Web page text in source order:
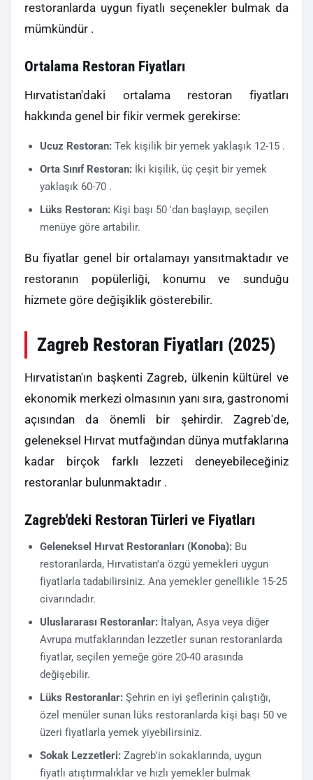
restoranlarda uygun fiyatlı seçenekler bulmak da
mümkündür .
Ortalama Restoran Fiyatları
Hırvatistan'daki ortalama restoran fiyatları
hakkında genel bir fikir vermek gerekirse:
Ucuz Restoran: Tek kişilik bir yemek yaklaşık 12-15 .
Orta Sınıf Restoran: İki kişilik, üç çeşit bir yemek
yaklaşık 60-70 .
Lüks Restoran: Kişi başı 50 'dan başlayıp, seçilen
menüye göre artabilir.
Bu fiyatlar genel bir ortalamayı yansıtmaktadır ve
restoranın popülerliği, konumu ve sunduğu
hizmete göre değişiklik gösterebilir.
Zagreb Restoran Fiyatları (2025)
Hırvatistan'ın başkenti Zagreb, ülkenin kültürel ve
ekonomik merkezi olmasının yanı sıra, gastronomi
açısından da önemli bir şehirdir. Zagreb'de,
geleneksel Hırvat mutfağından dünya mutfaklarına
kadar birçok farklı lezzeti deneyebileceğiniz
restoranlar bulunmaktadır .
Zagreb'deki Restoran Türleri ve Fiyatları
Geleneksel Hırvat Restoranları (Konoba): Bu
restoranlarda, Hırvatistan'a özgü yemekleri uygun
fiyatlarla tadabilirsiniz. Ana yemekler genellikle 15-25
civarındadır.
Uluslararası Restoranlar: İtalyan, Asya veya diğer
Avrupa mutfaklarından lezzetler sunan restoranlarda
fiyatlar, seçilen yemeğe göre 20-40 arasında
değişebilir.
Lüks Restoranlar: Şehrin en iyi şeflerinin çalıştığı,
özel menüler sunan lüks restoranlarda kişi başı 50 ve
üzeri fiyatlarla yemek yiyebilirsiniz.
Sokak Lezzetleri: Zagreb'in sokaklarında, uygun
fiyatlı atıştırmalıklar ve hızlı yemekler bulmak